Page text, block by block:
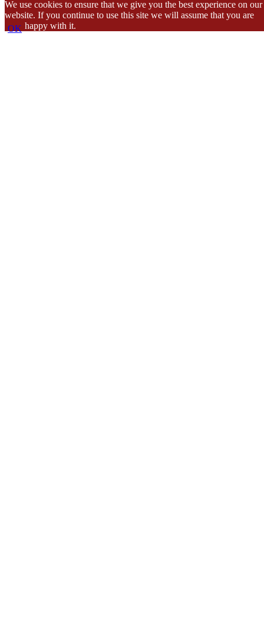
We use cookies to ensure that we give you the best experience on our
website. If you continue to use this site we will assume that you are
happy with it.
OK